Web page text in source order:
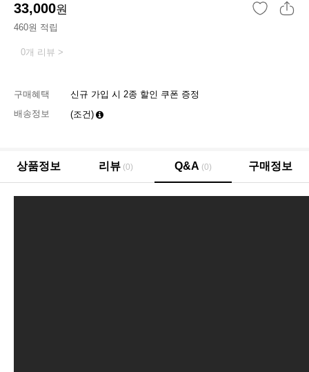
33,000원
460원 적립
0개 리뷰 >
구매혜택
신규 가입 시 2종 할인 쿠폰 증정
배송정보
(조건)
상품정보 리뷰 (0) Q&A (0) 구매정보